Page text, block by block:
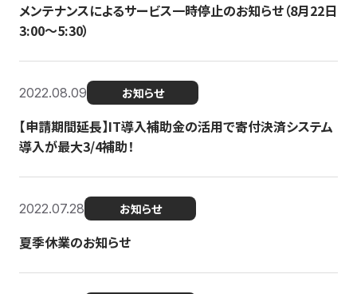
メンテナンスによるサービス一時停止のお知らせ（8月22日
3:00〜5:30）
2022.08.09 お知らせ
【申請期間延長】IT導入補助金の活用で寄付決済システム
導入が最大3/4補助！
2022.07.28 お知らせ
夏季休業のお知らせ